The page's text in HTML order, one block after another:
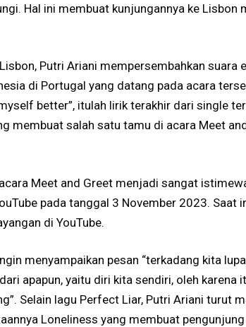
Hal ini membuat kunjungannya ke Lisbon
Putri Ariani mempersembahkan suara
di Portugal yang datang pada acara
better”, itulah lirik terakhir dari single
membuat salah satu tamu di acara Meet
Meet and Greet menjadi sangat
pada tanggal 3 November 2023. Saat
di YouTube.
menyampaikan pesan “terkadang kita
apapun, yaitu diri kita sendiri, oleh karena
Selain lagu Perfect Liar, Putri Ariani turut
Loneliness yang membuat